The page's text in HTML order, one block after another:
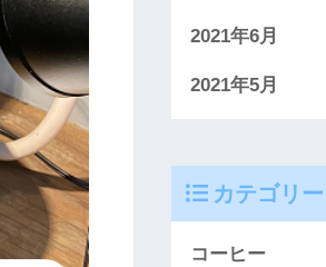
2021年6月
2021年5月
カテゴリー
コーヒー